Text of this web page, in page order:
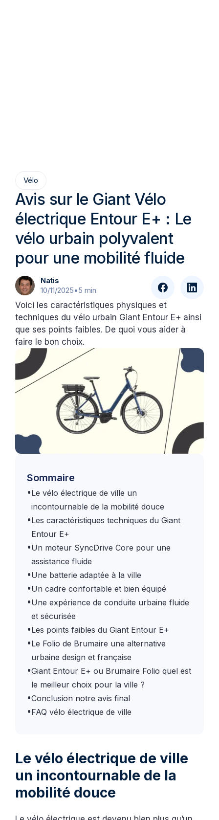
Vélo
Avis sur le Giant Vélo
électrique Entour E+ : Le
vélo urbain polyvalent
pour une mobilité fluide
Natis
10/11/2025•5 min
Voici les caractéristiques physiques et
techniques du vélo urbain Giant Entour E+ ainsi
que ses points faibles. De quoi vous aider à
faire le bon choix.
Sommaire
•Le vélo électrique de ville un
incontournable de la mobilité douce
•Les caractéristiques techniques du Giant
Entour E+
•Un moteur SyncDrive Core pour une
assistance fluide
•Une batterie adaptée à la ville
•Un cadre confortable et bien équipé
•Une expérience de conduite urbaine fluide
et sécurisée
•Les points faibles du Giant Entour E+
•Le Folio de Brumaire une alternative
urbaine design et française
•Giant Entour E+ ou Brumaire Folio quel est
le meilleur choix pour la ville ?
•Conclusion notre avis final
•FAQ vélo électrique de ville
Le vélo électrique de ville
un incontournable de la
mobilité douce